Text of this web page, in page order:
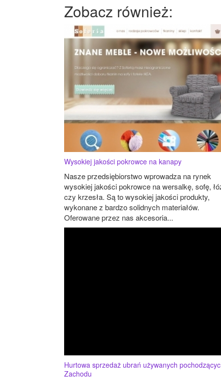
Zobacz również:
Wysokiej jakości pokrowce na kanapy
Nasze przedsiębiorstwo wprowadza na rynek
wysokiej jakości pokrowce na wersalkę, sofę,
czy krzesła. Są to wysokiej jakości produkty,
wykonane z bardzo solidnych materiałów.
Oferowane przez nas akcesoria...
Hurtowa sprzedaż ubrań używanych
Zachodu